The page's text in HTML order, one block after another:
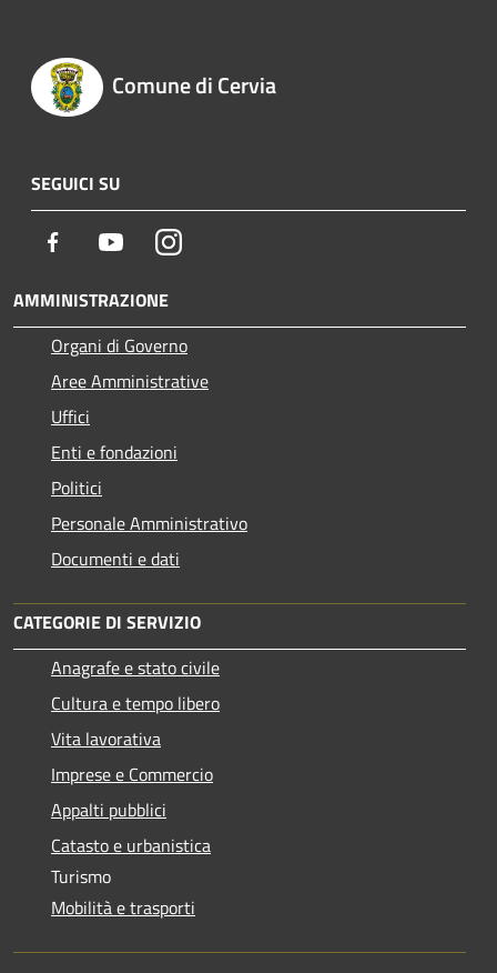
Comune di Cervia
SEGUICI SU
Facebook YoutubeInstagram
AMMINISTRAZIONE
Organi di Governo
Aree Amministrative
Uffici
Enti e fondazioni
Politici
Personale Amministrativo
Documenti e dati
CATEGORIE DI SERVIZIO
Anagrafe e stato civile
Cultura e tempo libero
Vita lavorativa
Imprese e Commercio
Appalti pubblici
Catasto e urbanistica
Turismo
Mobilità e trasporti